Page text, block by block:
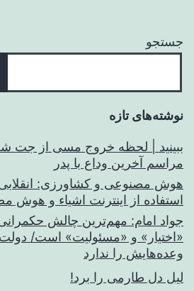
جستجو
نوشته‌های تازه
ببینید | لحظه خروج مسی از جت
مراسم آخرین وداع با پدر
هوش مصنوعی و کشاورزی: انقلابی
استفاده از اینترنت اشیاء و هوش
جواد امام: مهم‌ترین چالش
«اختیار» و «مسئولیت» است/
وعده‌هایش را ندارد
لیل دل طارمی را برد!